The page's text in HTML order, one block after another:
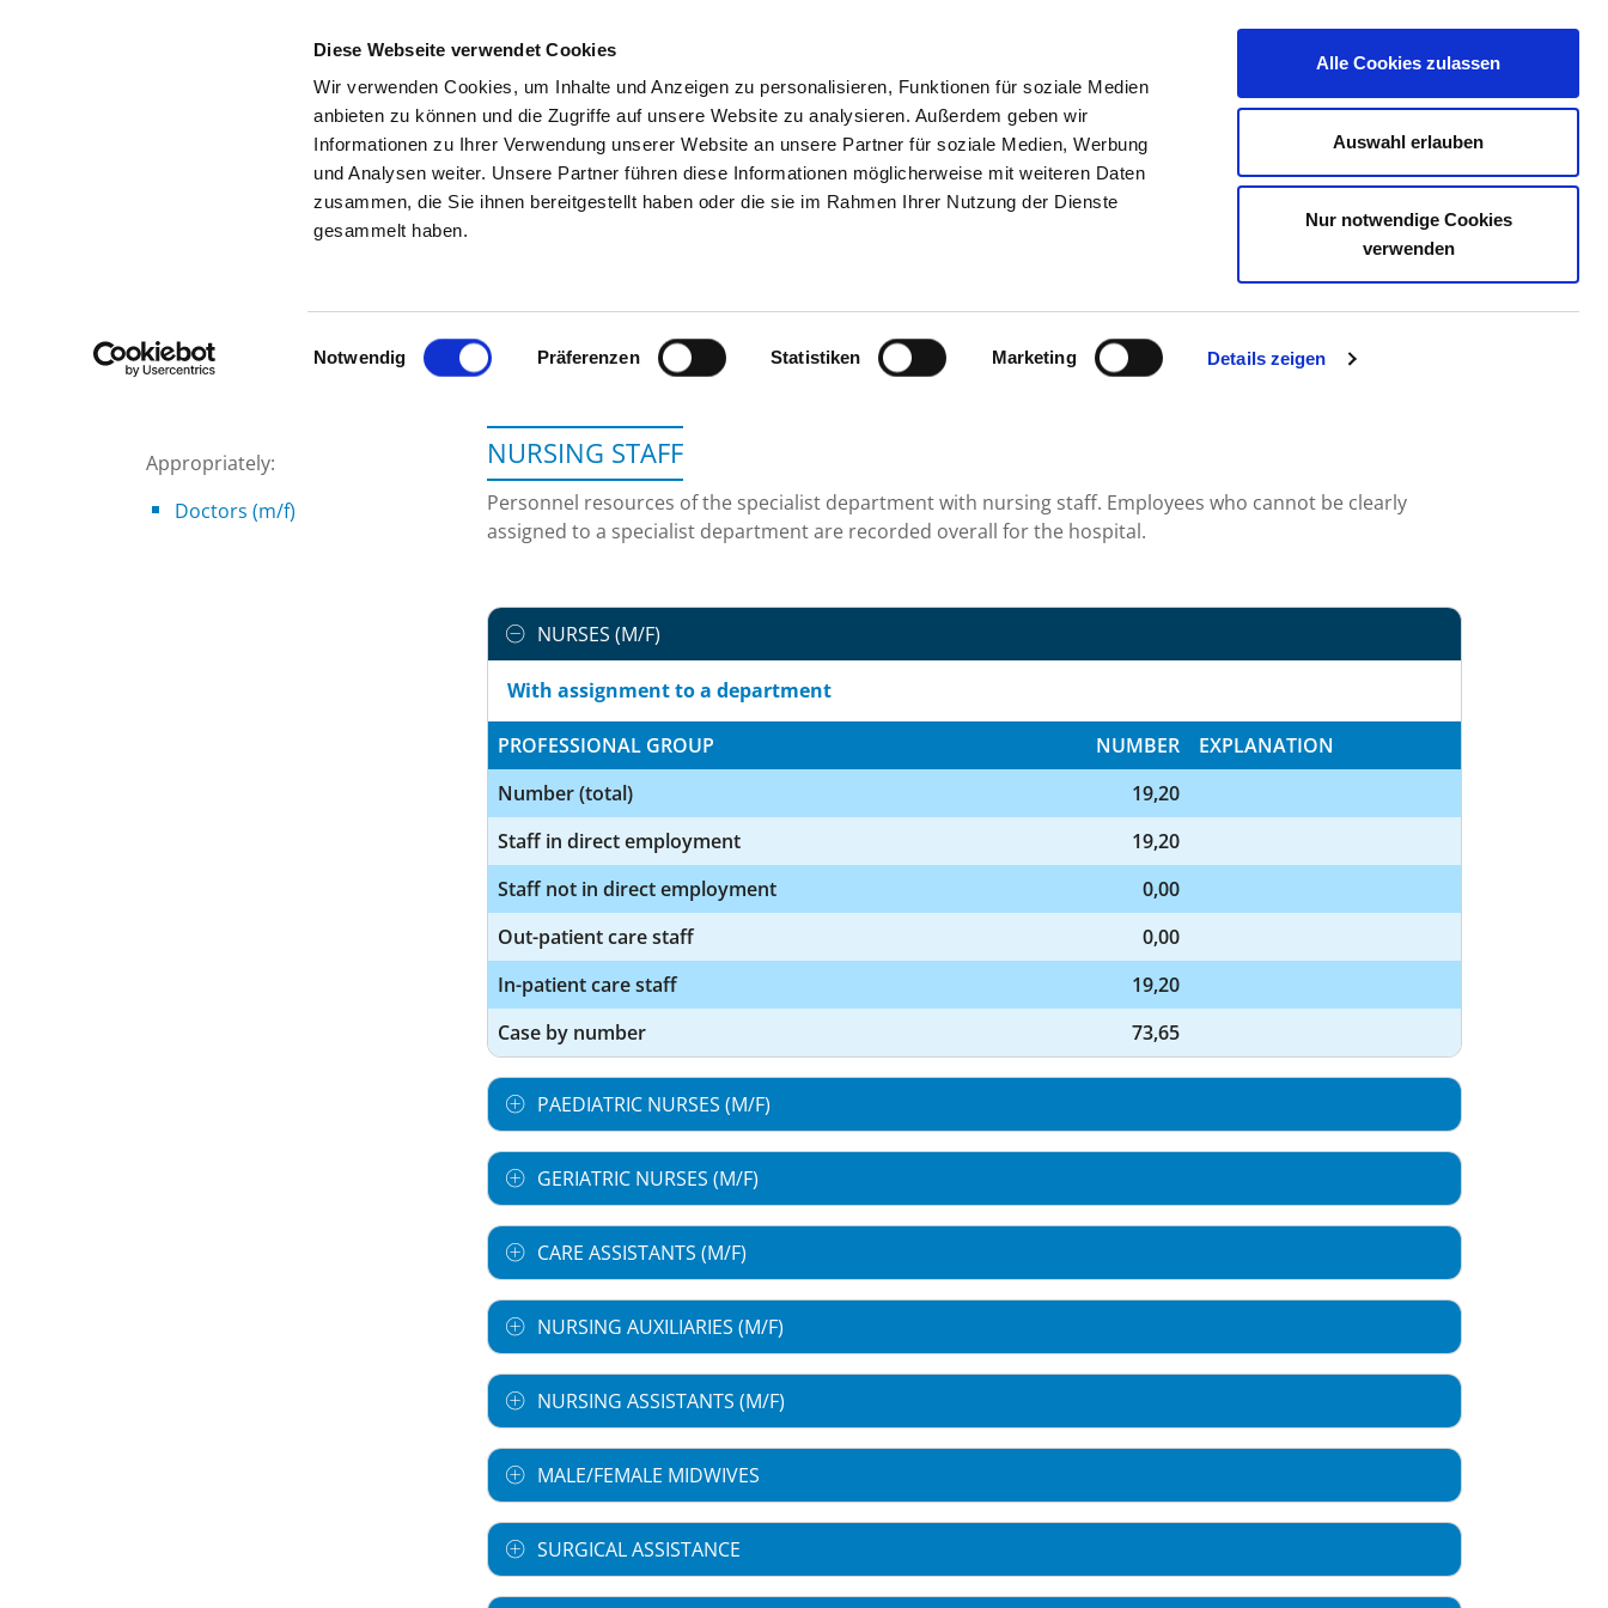
Diese Webseite verwendet Cookies
Wir verwenden Cookies, um Inhalte und Anzeigen zu personalisieren, Funktionen für soziale Medien
anbieten zu können und die Zugriffe auf unsere Website zu analysieren. Außerdem geben wir
Informationen zu Ihrer Verwendung unserer Website an unsere Partner für soziale Medien, Werbung
und Analysen weiter. Unsere Partner führen diese Informationen möglicherweise mit weiteren Daten
zusammen, die Sie ihnen bereitgestellt haben oder die sie im Rahmen Ihrer Nutzung der Dienste
gesammelt haben.
Einwilligungsauswahl
Notwendig Präferenzen Statistiken Marketing Details zeigen
Alle Cookies zulassen
Auswahl erlauben
Nur notwendige Cookies
verwenden
SEARCH TIPS & HELP THE GHD CONTACT YOUR OPINION
To the specialist department
Appropriately:
Doctors (m/f)
NURSING STAFF
Personnel resources of the specialist department with nursing staff. Employees who cannot be clearly
assigned to a specialist department are recorded overall for the hospital.
NURSES (M/F)
With assignment to a department
PROFESSIONAL GROUP NUMBER
EXPLANATION
Number (total)
19,20
Staff in direct employment
19,20
Staff not in direct employment
0,00
Out-patient care staff
0,00
In-patient care staff
19,20
Case by number
73,65
PAEDIATRIC NURSES (M/F)
GERIATRIC NURSES (M/F)
CARE ASSISTANTS (M/F)
NURSING AUXILIARIES (M/F)
NURSING ASSISTANTS (M/F)
MALE/FEMALE MIDWIVES
SURGICAL ASSISTANCE